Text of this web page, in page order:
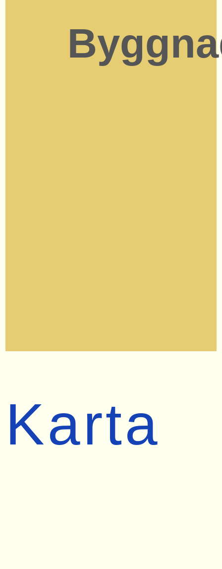
Karta